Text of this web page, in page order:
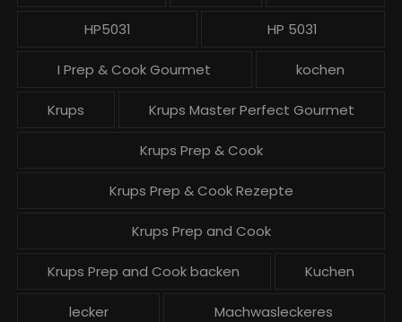
HP5031 HP 5031
I Prep & Cook Gourmet kochen
Krups Krups Master Perfect Gourmet
Krups Prep & Cook
Krups Prep & Cook Rezepte
Krups Prep and Cook
Krups Prep and Cook backen Kuchen
lecker Machwasleckeres